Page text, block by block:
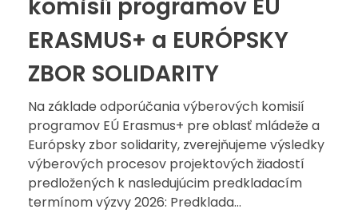
komisií programov EÚ
ERASMUS+ a EURÓPSKY
ZBOR SOLIDARITY
Na základe odporúčania výberových komisií
programov EÚ Erasmus+ pre oblasť mládeže a
Európsky zbor solidarity, zverejňujeme výsledky
výberových procesov projektových žiadostí
predložených k nasledujúcim predkladacím
termínom výzvy 2026: Predklada...